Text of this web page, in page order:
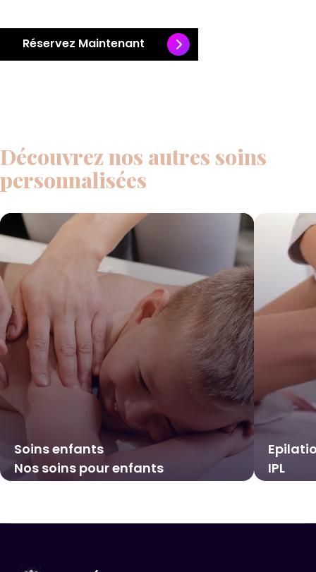
Réservez Maintenant
Découvrez nos autres soins
personnalisées
Soins enfants
Nos soins pour enfants
IPL